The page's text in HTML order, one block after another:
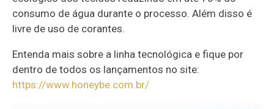
consumo de água durante o processo. Além disso é
livre de uso de corantes.
Entenda mais sobre a linha tecnológica e fique por
dentro de todos os lançamentos no site:
https://www.honeybe.com.br/